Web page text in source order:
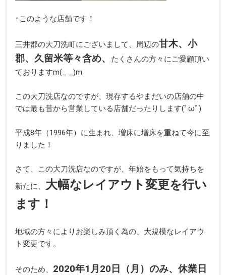
↑このような店舗です！
三井郡の大刀洗町にございまして、周辺の甘木、小
郡、久留米等々含め、
たくさんの方々にご愛顧頂い
ておりますm(_ _)m
この大刀洗店なのですが、現存するやまだいの店舗の中
では最も昔から営業している店舗だったりします(ﾟωﾟ)
平成8年（1996年）に生まれ、増床に増床を重ねて今に至
りました！
さて、この大刀洗店なのですが、年始をもって気持ちを
新たに、 大幅なレイアウト変更を行い
ます！
地域の方々によりお楽しみ頂く為の、大規模なレイアウ
ト変更です。
そのため、 2020年1月20日（月）のみ、休業日